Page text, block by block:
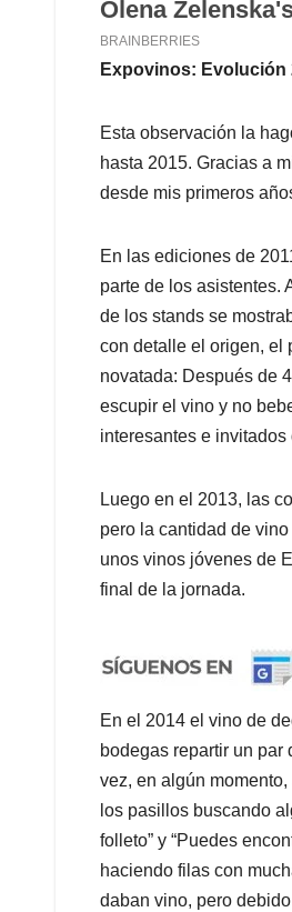
Expovinos: Evolución
Esta observación la
hasta 2015. Gracias a
desde mis primeros
En las ediciones de
parte de los asistentes.
de los stands se
con detalle el origen, el
novatada: Después de
escupir el vino y no
interesantes e invitados
Luego en el 2013, las
pero la cantidad de
unos vinos jóvenes de
final de la jornada.
En el 2014 el vino de
bodegas repartir un par
vez, en algún
los pasillos buscando
folleto” y “Puedes
haciendo filas con
daban vino, pero